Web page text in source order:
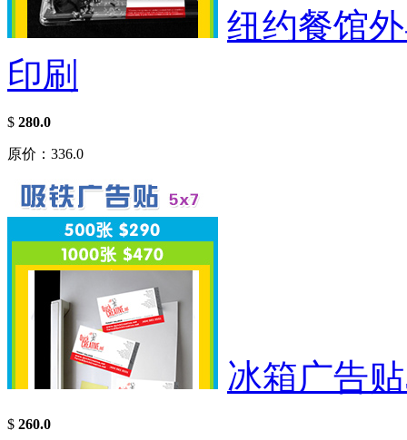
纽约餐馆
印刷
$ 280.0
原价：336.0
冰箱广告
$ 260.0